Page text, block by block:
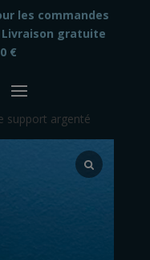
les commandes
Livraison gratuite
€
support argenté